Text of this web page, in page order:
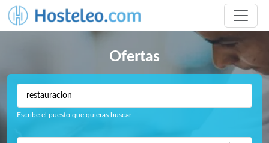
Ofertas
Escribe el puesto que quieras buscar